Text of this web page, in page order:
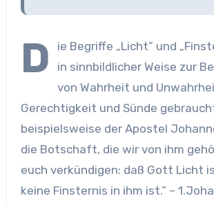
D
ie Begriffe „Licht” und
in sinnbildlicher Weise zur
von Wahrheit und
Gerechtigkeit und Sünde
beispielsweise der Apostel
die Botschaft, die wir von ihm
euch verkündigen: daß Gott Licht
keine Finsternis in ihm ist.” –